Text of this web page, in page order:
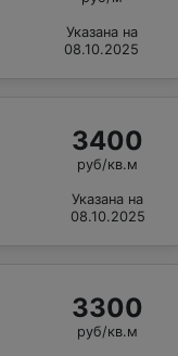
Указана на
08.10.2025
3400
руб/кв.м
Указана на
08.10.2025
3300
руб/кв.м